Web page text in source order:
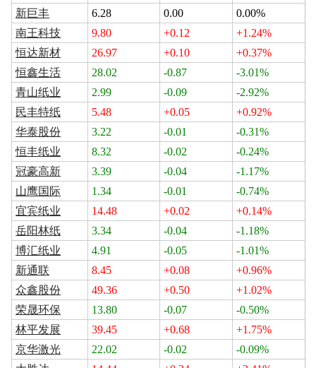
新巨丰
6.28 0.00
0.00%
南王科技
9.80 +0.12
+1.24%
恒达新材
26.97 +0.10
+0.37%
恒鑫生活
28.02 -0.87
-3.01%
青山纸业
2.99 -0.09
-2.92%
民丰特纸
5.48 +0.05
+0.92%
华泰股份
3.22 -0.01
-0.31%
恒丰纸业
8.32 -0.02
-0.24%
冠豪高新
3.39 -0.04
-1.17%
山鹰国际
1.34 -0.01
-0.74%
宜宾纸业
14.48 +0.02
+0.14%
岳阳林纸
3.34 -0.04
-1.18%
博汇纸业
4.91 -0.05
-1.01%
新通联
8.45 +0.08
+0.96%
众鑫股份
49.36 +0.50
+1.02%
荣晟环保
13.80 -0.07
-0.50%
林平发展
39.45 +0.68
+1.75%
京华激光
22.02 -0.02
-0.09%